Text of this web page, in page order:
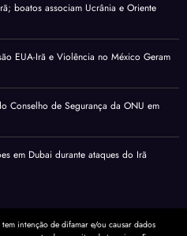
boatos associam Ucrânia e Oriente
EUA-Irã e Violência no México Geram
Conselho de Segurança da ONU em
em Dubai durante ataques do Irã
intenção de difamar e/ou causar dados